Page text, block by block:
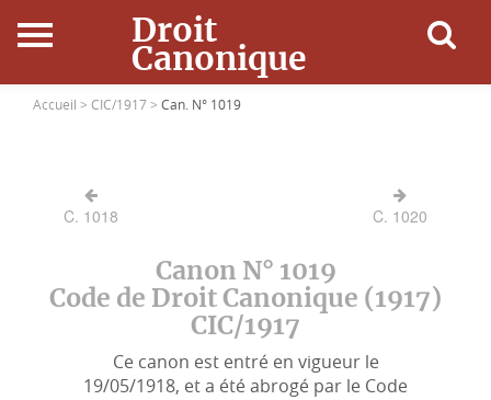
Droit
Canonique
Accueil
Ressources
Accueil > CIC/1917 > Can. N° 1019
C. 1018 C. 1020
Canon N° 1019
Code de Droit Canonique (1917)
CIC/1917
Ce canon est entré en vigueur le
19/05/1918, et a été abrogé par le Code